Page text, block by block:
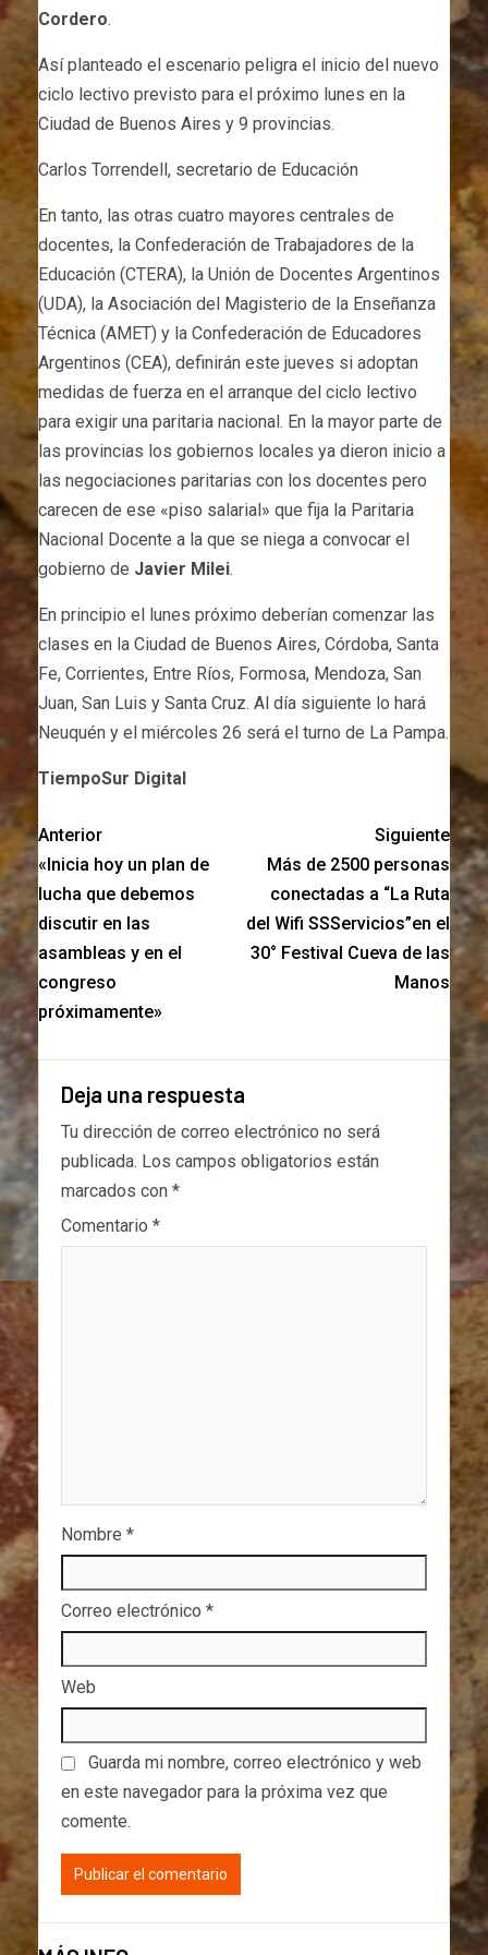
Cordero.
Así planteado el escenario peligra el inicio del nuevo
ciclo lectivo previsto para el próximo lunes en la
Ciudad de Buenos Aires y 9 provincias.
Carlos Torrendell, secretario de Educación
En tanto, las otras cuatro mayores centrales de
docentes, la Confederación de Trabajadores de la
Educación (CTERA), la Unión de Docentes Argentinos
(UDA), la Asociación del Magisterio de la Enseñanza
Técnica (AMET) y la Confederación de Educadores
Argentinos (CEA), definirán este jueves si adoptan
medidas de fuerza en el arranque del ciclo lectivo
para exigir una paritaria nacional. En la mayor parte de
las provincias los gobiernos locales ya dieron inicio a
las negociaciones paritarias con los docentes pero
carecen de ese «piso salarial» que fija la Paritaria
Nacional Docente a la que se niega a convocar el
gobierno de Javier Milei.
En principio el lunes próximo deberían comenzar las
clases en la Ciudad de Buenos Aires, Córdoba, Santa
Fe, Corrientes, Entre Ríos, Formosa, Mendoza, San
Juan, San Luis y Santa Cruz. Al día siguiente lo hará
Neuquén y el miércoles 26 será el turno de La Pampa.
TiempoSur Digital
Anterior
«Inicia hoy un plan de
lucha que debemos
discutir en las
asambleas y en el
congreso
próximamente»
Siguiente
Más de 2500 personas
conectadas a “La Ruta
del Wifi SSServicios”en el
30° Festival Cueva de las
Manos
Deja una respuesta
Tu dirección de correo electrónico no será
publicada. Los campos obligatorios están
marcados con *
Comentario *
Nombre *
Correo electrónico *
Web
Guarda mi nombre, correo electrónico y web
en este navegador para la próxima vez que
comente.